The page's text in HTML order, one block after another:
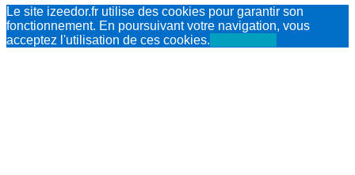
Le site izeedor.fr utilise des cookies pour garantir son
fonctionnement. En poursuivant votre navigation, vous
acceptez l'utilisation de ces cookies.